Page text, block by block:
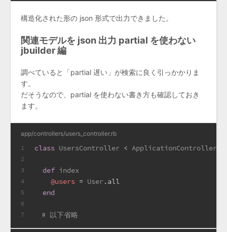
構造化された形の json 形式で出力できました。
関連モデルを json 出力 partial を使わない
jbuilder 編
調べていると「partial 遅い」が検索に良く引っかかりま
す。
だそうなので、partial を使わない書き方も確認しておき
ます。
app/controllers/users_controller.rb
1
2
3
4
5
6
7
class UsersController < ApplicationController
def index
@users = User.all
end
# 以下省略